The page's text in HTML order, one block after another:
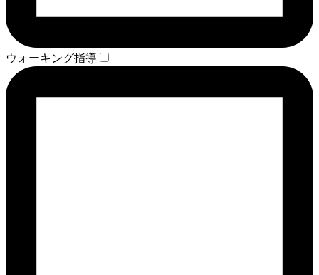
ウォーキング指導